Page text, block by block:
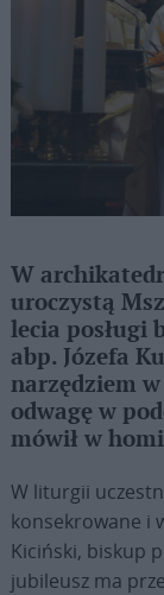
W
uroczystą
lecia posługi
abp. Józefa
narzędziem
odwagę w
mówił w
W liturgii
konsekrowane i
Kiciński, biskup
jubileusz ma